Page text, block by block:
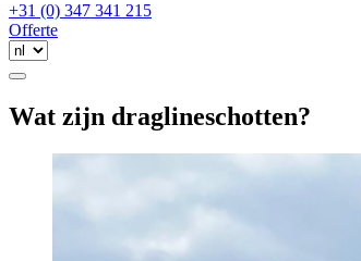
+31 (0) 347 341 215
Offerte
Wat zijn draglineschotten?